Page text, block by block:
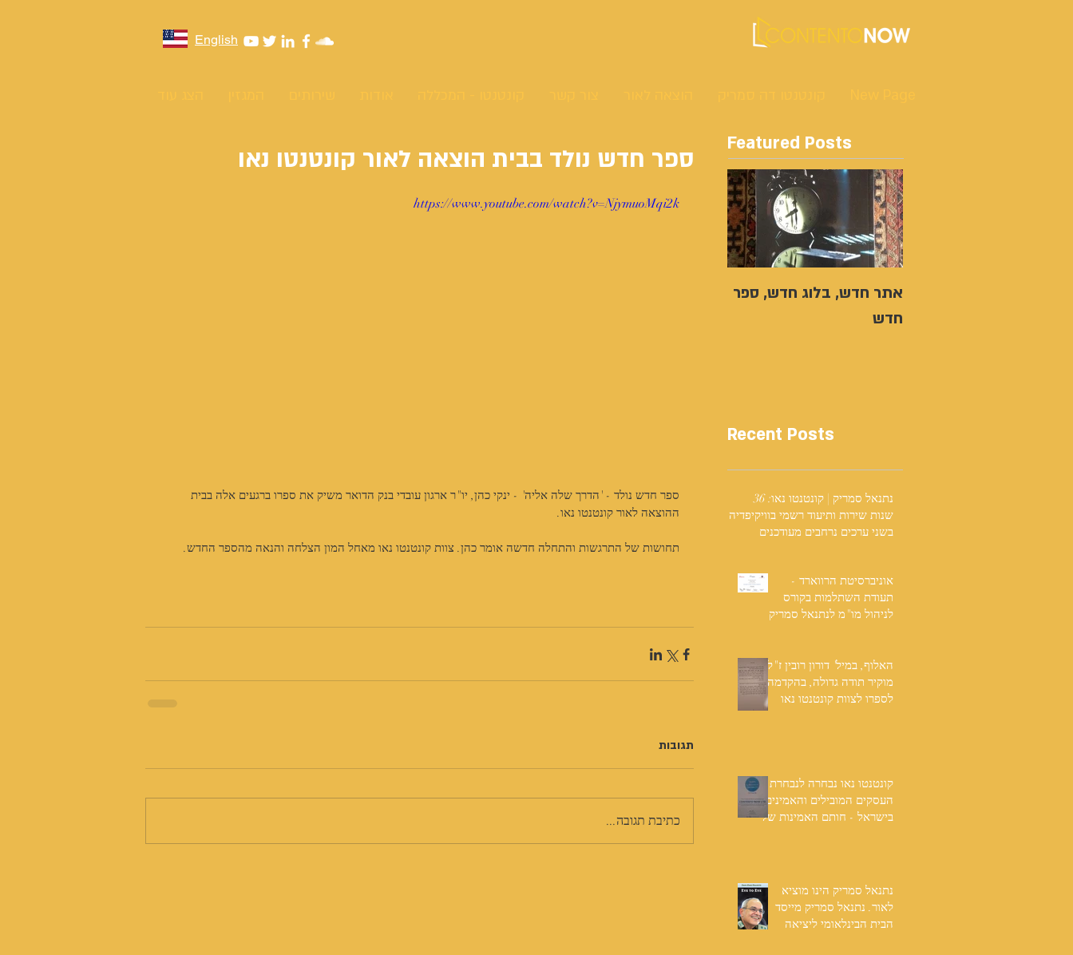
English
ספר חדש נולד בבית הוצאה לאור קונטנטו נאו
https://www.youtube.com/watch?v=NjymuoMqi2k
ספר חדש נולד - 'הדרך שלה אליה' - ינקי כהן, יו"ר ארגון עובדי בנק הדואר משיק את ספרו ברגעים אלה בבית
ההוצאה לאור קונטנטו נאו.
תחושות של התרגשות והתחלה חדשה אומר כהן. צוות קונטנטו נאו מאחל המון הצלחה והנאה מהספר החדש.
תגובות
כתיבת תגובה...
Featured Posts
אתר חדש, בלוג חדש, ספר
חדש
Recent Posts
נתנאל סמריק | קונטנטו נאו: 36
שנות שירות ותיעוד רשמי בוויקיפדיה
בשני ערכים נרחבים מעודכנים
אוניברסיטת הרווארד -
תעודת השתלמות בקורס
לניהול מו"מ לנתנאל סמריק
האלוף, במיל' דורון רובין ז"ל,
מוקיר תודה גדולה, בהקדמה
לספרו לצוות קונטנטו נאו
שליווה אותו בכתיבתו במשך
קונטנטו נאו נבחרה לנבחרת
העסקים המובילים והאמינים
בישראל - חותם האמינות של
נתנאל סמריק הינו מוציא
לאור. נתנאל סמריק מייסד
הבית הבינלאומי ליציאה